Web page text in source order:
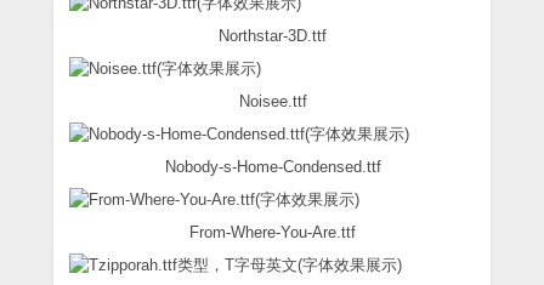
Northstar-3D.ttf
Noisee.ttf
Nobody-s-Home-Condensed.ttf
From-Where-You-Are.ttf